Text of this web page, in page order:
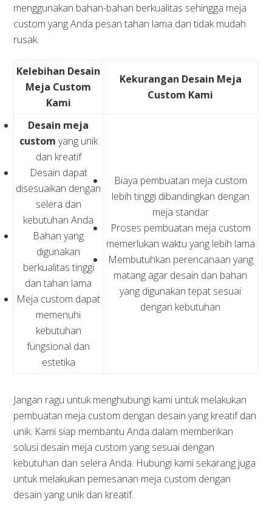
menggunakan bahan-bahan berkualitas sehingga meja
custom yang Anda pesan tahan lama dan tidak mudah
rusak.
Kelebihan Desain
Meja Custom
Kami
Kekurangan Desain Meja
Custom Kami
Desain meja
custom yang unik
dan kreatif
Desain dapat
disesuaikan dengan
selera dan
kebutuhan Anda
Bahan yang
digunakan
berkualitas tinggi
dan tahan lama
Meja custom dapat
memenuhi
kebutuhan
fungsional dan
estetika
Biaya pembuatan meja custom
lebih tinggi dibandingkan dengan
meja standar
Proses pembuatan meja custom
memerlukan waktu yang lebih lama
Membutuhkan perencanaan yang
matang agar desain dan bahan
yang digunakan tepat sesuai
dengan kebutuhan
Jangan ragu untuk menghubungi kami untuk melakukan
pembuatan meja custom dengan desain yang kreatif dan
unik. Kami siap membantu Anda dalam memberikan
solusi desain meja custom yang sesuai dengan
kebutuhan dan selera Anda. Hubungi kami sekarang juga
untuk melakukan pemesanan meja custom dengan
desain yang unik dan kreatif.